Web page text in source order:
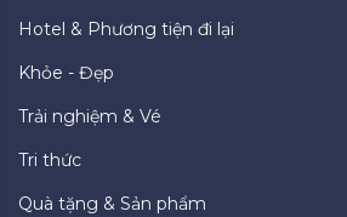
Hotel & Phương tiện đi lại
Khỏe - Đẹp
Trải nghiệm & Vé
Tri thức
Quà tặng & Sản phẩm